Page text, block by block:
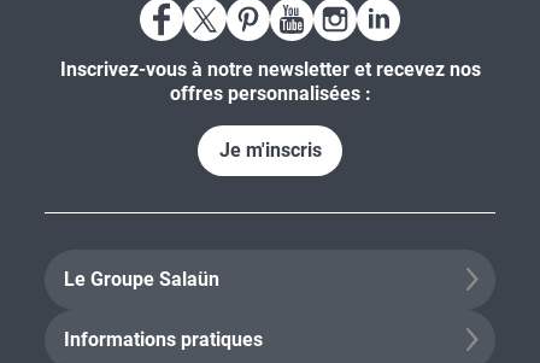
Inscrivez-vous à notre newsletter et recevez nos
offres personnalisées :
Je m'inscris
Le Groupe Salaün
Informations pratiques